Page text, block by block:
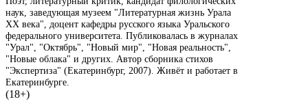
наук, заведующая музеем "Литературная жизнь Урала
ХХ века", доцент кафедры русского языка Уральского
федерального университета. Публиковалась в журналах
"Урал", "Октябрь", "Новый мир", "Новая реальность",
"Новые облака" и других. Автор сборника стихов
"Экспертиза" (Екатеринбург, 2007). Живёт и работает в
Екатеринбурге.
(18+)